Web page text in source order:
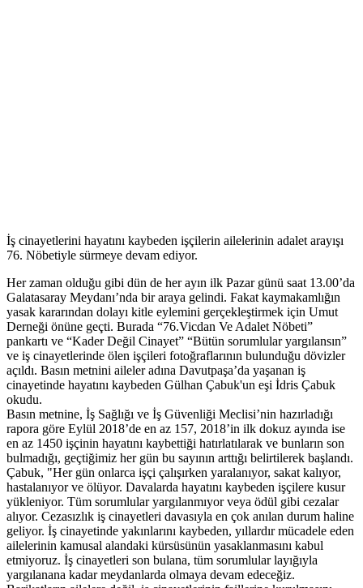
İş cinayetlerini hayatını kaybeden işçilerin ailelerinin adalet arayışı
76. Nöbetiyle sürmeye devam ediyor.
Her zaman olduğu gibi dün de her ayın ilk Pazar günü saat 13.00’da
Galatasaray Meydanı’nda bir araya gelindi. Fakat kaymakamlığın
yasak kararından dolayı kitle eylemini gerçekleştirmek için Umut
Derneği önüne geçti. Burada “76.Vicdan Ve Adalet Nöbeti”
pankartı ve “Kader Değil Cinayet” “Bütün sorumlular yargılansın”
ve iş cinayetlerinde ölen işçileri fotoğraflarının bulunduğu dövizler
açıldı. Basın metnini aileler adına Davutpaşa’da yaşanan iş
cinayetinde hayatını kaybeden Gülhan Çabuk'un eşi İdris Çabuk
okudu.
Basın metnine, İş Sağlığı ve İş Güvenliği Meclisi’nin hazırladığı
rapora göre Eylül 2018’de en az 157, 2018’in ilk dokuz ayında ise
en az 1450 işçinin hayatını kaybettiği hatırlatılarak ve bunların son
bulmadığı, geçtiğimiz her gün bu sayının arttığı belirtilerek başlandı.
Çabuk, "Her gün onlarca işçi çalışırken yaralanıyor, sakat kalıyor,
hastalanıyor ve ölüyor. Davalarda hayatını kaybeden işçilere kusur
yükleniyor. Tüm sorumlular yargılanmıyor veya ödül gibi cezalar
alıyor. Cezasızlık iş cinayetleri davasıyla en çok anılan durum haline
geliyor. İş cinayetinde yakınlarını kaybeden, yıllardır mücadele eden
ailelerinin kamusal alandaki kürsüsünün yasaklanmasını kabul
etmiyoruz. İş cinayetleri son bulana, tüm sorumlular layığıyla
yargılanana kadar meydanlarda olmaya devam edeceğiz.